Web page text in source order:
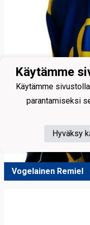
Vogelainen Remiel
Käytämme
Käytämme
parantamiseksi
Hyväksy